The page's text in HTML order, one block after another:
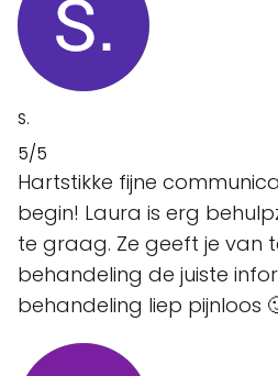
S.
5/5
Hartstikke fijne
begin! Laura is erg
te graag. Ze geeft je van
behandeling de juiste
behandeling liep pijnloos